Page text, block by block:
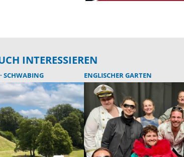
INTERESSIEREN
SCHWABING ENGLISCHER GARTEN